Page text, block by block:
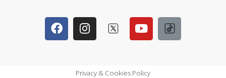
Privacy & Cookies Policy